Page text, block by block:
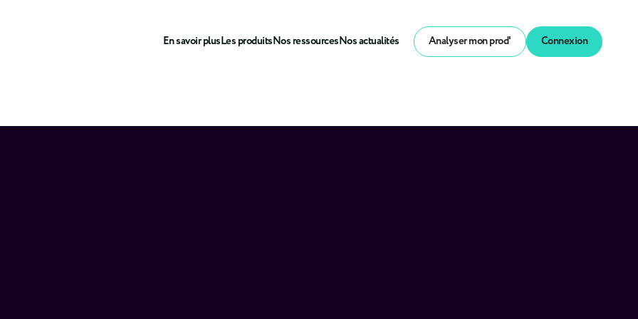
En savoir plusLes produitsNos ressourcesNos actualités Analyser mon prod' Connexion